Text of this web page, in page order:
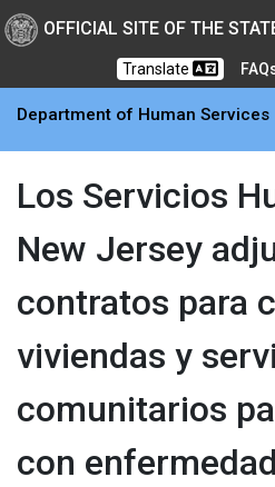
New Jersey
Skip to main Content
OFFICIAL SITE OF THE
Translate
Department of Human Services
Los Servicios
New Jersey
contratos para
viviendas y
comunitarios
con